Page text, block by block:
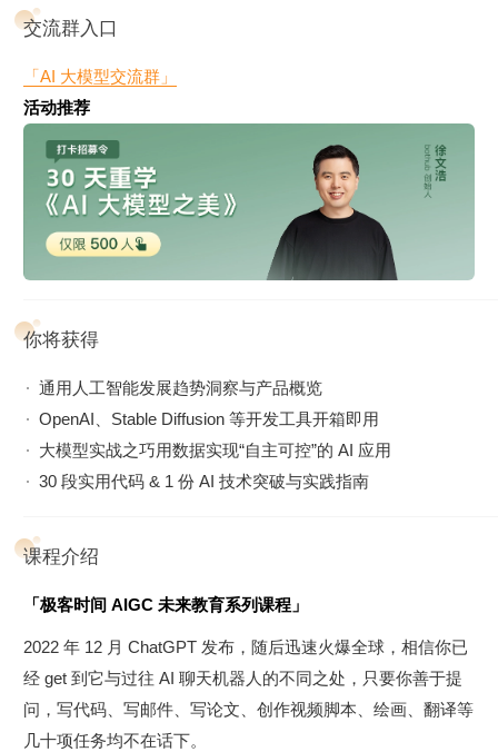
交流群入口
「AI 大模型交流群」
活动推荐
你将获得
通用人工智能发展趋势洞察与产品概览
OpenAI、Stable Diffusion 等开发工具开箱即用
大模型实战之巧用数据实现“自主可控”的 AI 应用
30 段实用代码 & 1 份 AI 技术突破与实践指南
课程介绍
「极客时间 AIGC 未来教育系列课程」
2022 年 12 月 ChatGPT 发布，随后迅速火爆全球，相信你已
经 get 到它与过往 AI 聊天机器人的不同之处，只要你善于提
问，写代码、写邮件、写论文、创作视频脚本、绘画、翻译等
几十项任务均不在话下。